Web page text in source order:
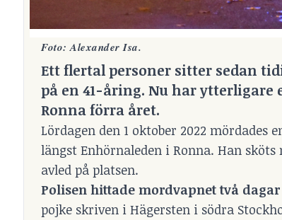
Foto: Alexander Isa.
Ett flertal personer sitter sedan
på en 41-åring. Nu har
Ronna förra året.
Lördagen den 1 oktober 2022
längst Enhörnaleden i Ronna. Han
avled på platsen.
Polisen hittade mordvapnet två dagar
pojke skriven i Hägersten i södra